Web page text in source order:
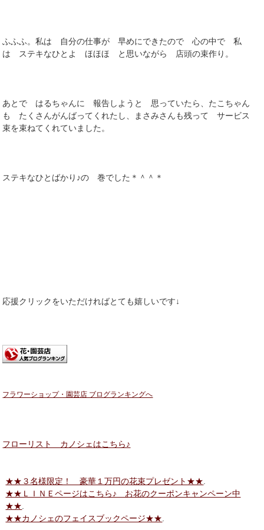
ふふふ。私は 自分の仕事が 早めにできたので 心の中で 私
は ステキなひとよ ほほほ と思いながら 店頭の束作り。
あとで はるちゃんに 報告しようと 思っていたら、たこちゃん
も たくさんがんばってくれたし、まさみさんも残って サービス
束を束ねてくれていました。
ステキなひとばかり♪の 巻でした＊＾＾＊
応援クリックをいただければとても嬉しいです↓
フラワーショップ・園芸店 ブログランキングへ
フローリスト カノシェはこちら♪
★★３名様限定！ 豪華１万円の花束プレゼント★★.
★★ＬＩＮＥページはこちら♪ お花のクーポンキャンペーン中
★★.
★★カノシェのフェイスブックページ★★.